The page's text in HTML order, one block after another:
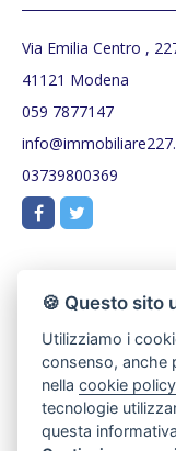
Via Emilia Centro ,
41121 Modena
059 7877147
03739800369
🍪 Questo sito
Utilizziamo i
consenso, anche
nellacookie policy
tecnologie
questa